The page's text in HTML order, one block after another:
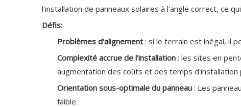
l'installation de panneaux solaires à l'angle correct, ce
Défis:
Problèmes d'alignement : si le terrain est inégal, il
Complexité accrue de l'installation : les sites en
augmentation des coûts et des temps d'installation
Orientation sous-optimale du panneau : Les
faible.